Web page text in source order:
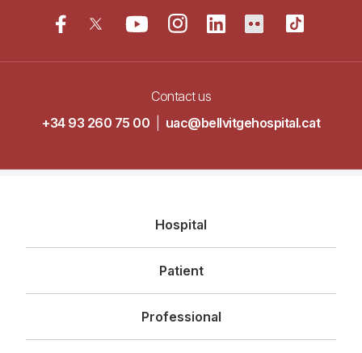
Contact us
+34 93 260 75 00
uac@bellvitgehospital.cat
principal
Hospital
Patient
Professional